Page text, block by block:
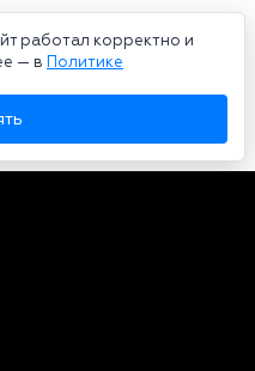
работал корректно и
— в Политике